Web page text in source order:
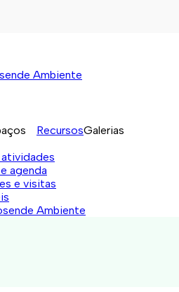
RecursosGalerias
atividades
agenda
e visitas